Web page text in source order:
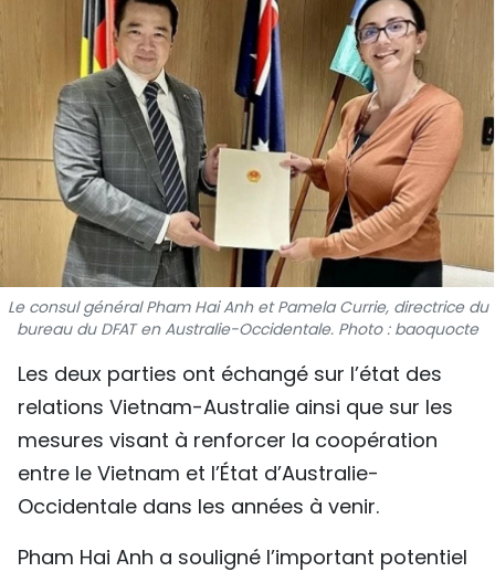
MÉGASTORIE
INFOGRAPHIE
PHOTO
VIDÉO
À PROPOS DU "PEUPLE"
TIẾNG VIỆT
ENGLISH
中文
РУССКИЙ
Le consul général Pham Hai Anh et Pamela Currie, directrice du
bureau du DFAT en Australie-Occidentale. Photo : baoquocte
Les deux parties ont échangé sur l’état des
relations Vietnam-Australie ainsi que sur les
mesures visant à renforcer la coopération
entre le Vietnam et l’État d’Australie-
Occidentale dans les années à venir.
Pham Hai Anh a souligné l’important potentiel